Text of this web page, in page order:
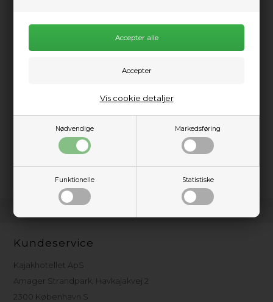
Nødvendige Markedsføring
Funktionelle Statistiske
Vis cookie detaljer
H2Ozone Neck Gaiter. Its lightweight technical fabric and do-
moisture away while delivering UPF 50+ sun protection.
release excess moisture preventing condensation build
up on glasses.
Stretchy material can be pulled up around the face for
Kundeservice
Kajakhotellet ApS
Amager Strandpark, Havkajakvej 2
2300 København S